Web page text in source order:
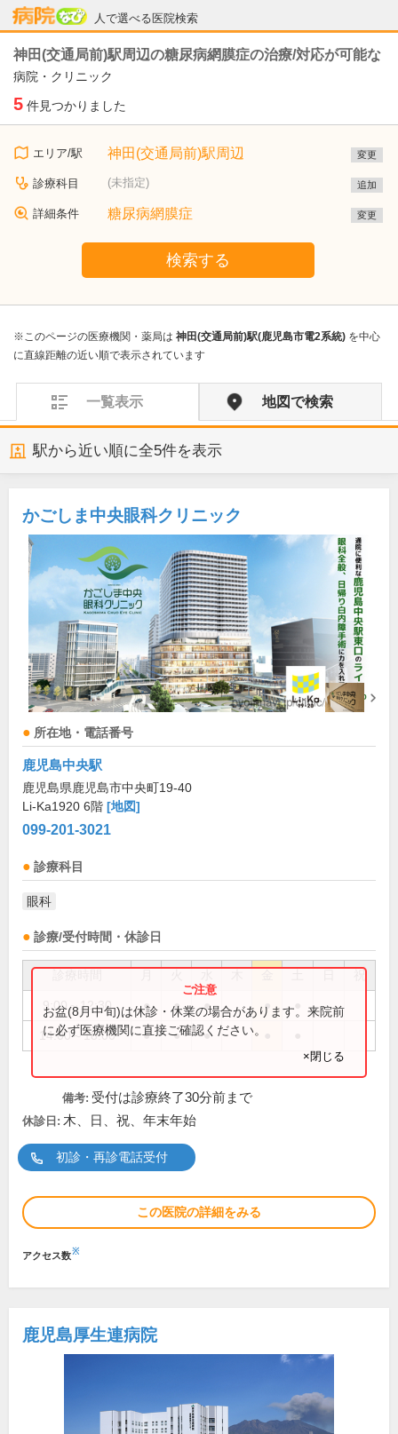
人で選べる医院検索
病院なび
神田(交通局前)駅周辺の糖尿病網膜症の治療/対応が可能な
病院・クリニック
5 件見つかりました
エリア/駅 神田(交通局前)駅周辺 変更
診療科目 (未指定) 追加
詳細条件 糖尿病網膜症 変更
検索する
※このページの医療機関・薬局は 神田(交通局前)駅(鹿児島市電2系統) を中心
に直線距離の近い順で表示されています
一覧表示 地図で検索
駅から近い順に全5件を表示
かごしま中央眼科クリニック
所在地・電話番号
鹿児島中央駅
鹿児島県鹿児島市中央町19-40
Li-Ka1920 6階 [地図]
099-201-3021
診療科目
眼科
診療/受付時間・休診日
祝
9:00～12:30 ● ● ● ●
14:00～18:00 ● ● ●
お盆(8月中旬)は休診・休業の場合があります。来院前
に必ず医療機関に直接ご確認ください。
×閉じる
備考: 受付は診療終了30分前まで
休診日: 木、日、祝、年末年始
初診・再診電話受付
この医院の詳細をみる
アクセス数※
鹿児島厚生連病院